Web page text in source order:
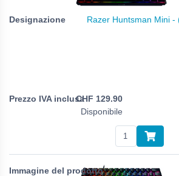
Razer Huntsman Mini -
CHF 129.90
Disponibile